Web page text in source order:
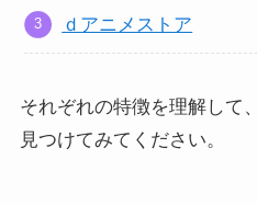
ｄアニメストア
それぞれの特徴を理解して
見つけてみてください。